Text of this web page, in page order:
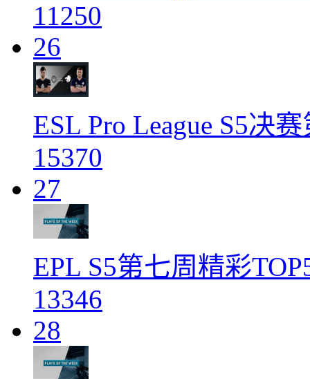
11250
26
ESL Pro League S5决
15370
27
EPL S5第七周精彩
13346
28